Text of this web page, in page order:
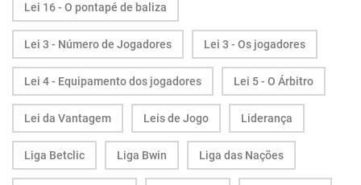
Lei 16 - O pontapé de baliza
Lei 3 - Número de Jogadores Lei 3 - Os jogadores
Lei 4 - Equipamento dos jogadores Lei 5 - O Árbitro
Lei da Vantagem Leis de Jogo Liderança
Liga Betclic Liga Bwin Liga das Nações